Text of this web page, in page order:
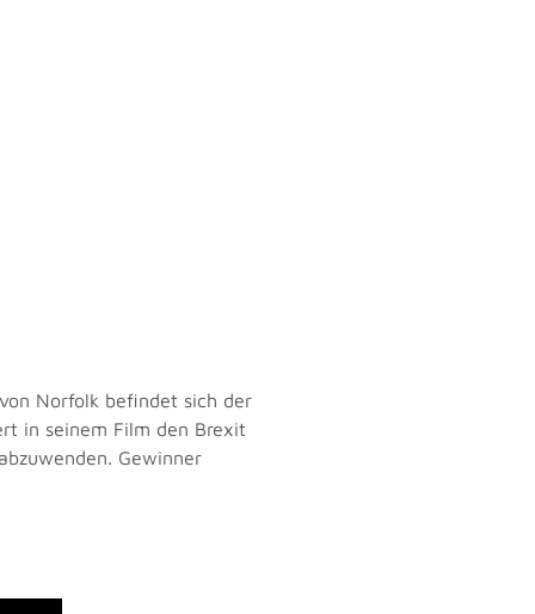
Norfolk befindet sich der
in seinem Film den Brexit
Gewinner